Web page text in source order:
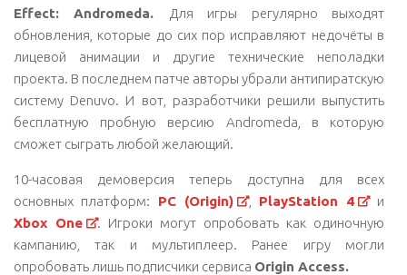
Effect: Andromeda.
Для игры регулярно выходят
обновления, которые до сих пор исправляют недочёты в
лицевой анимации и другие технические неполадки
проекта. В последнем патче авторы убрали антипиратскую
систему Denuvo. И вот, разработчики решили выпустить
бесплатную пробную версию Andromeda, в которую
сможет сыграть любой желающий.
10-часовая демоверсия теперь доступна для всех
основных платформ: PC (Origin) , PlayStation 4
и
Xbox One
. Игроки могут опробовать как одиночную
кампанию, так и мультиплеер. Ранее игру могли
опробовать лишь подписчики сервиса Origin Access.